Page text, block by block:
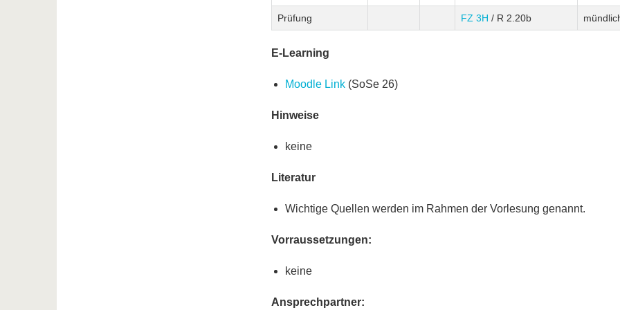
Prüfung FZ 3H / R 2.20b
E-Learning
Moodle Link (SoSe 26)
Hinweise
keine
Literatur
Wichtige Quellen werden im Rahmen der Vorlesung genannt.
Vorraussetzungen:
keine
Ansprechpartner: